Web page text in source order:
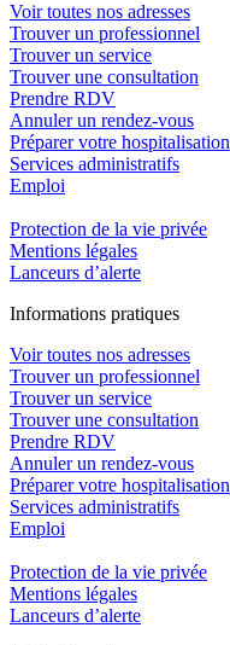
Voir toutes nos adresses
Trouver un professionnel
Trouver un service
Trouver une consultation
Prendre RDV
Annuler un rendez-vous
Préparer votre hospitalisation
Services administratifs
Emploi​
Protection de la vie privée
Mentions légales
Lanceurs d’alerte
Informations pratiques
Voir toutes nos adresses
Trouver un professionnel
Trouver un service
Trouver une consultation
Prendre RDV
Annuler un rendez-vous
Préparer votre hospitalisation
Services administratifs
Emploi​
Protection de la vie privée
Mentions légales
Lanceurs d’alerte